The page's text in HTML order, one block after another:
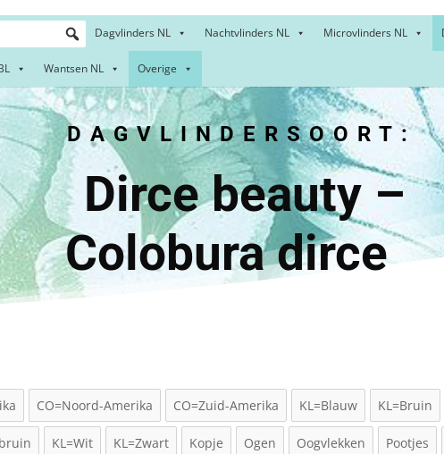
Dagvlinders NL Nachtvlinders NL Microvlinders NL
Wantsen NL Overige
DAGVLINDERSOORT:
Colobura dirce
CO=Noord-Amerika CO=Zuid-Amerika KL=Blauw KL=Bruin
KL=Wit KL=Zwart Kopje Ogen Oogvlekken Pootjes